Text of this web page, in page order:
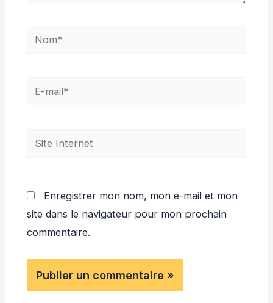
Nom*
E-
Site
Enregistrer mon nom, mon e-mail et mon
site dans le navigateur pour mon prochain
commentaire.